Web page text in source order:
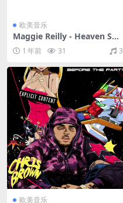
欧美音乐
Maggie Reilly - Heaven Sen
t（2013/FLAC/分轨/270M）
1 年前 31 3
欧美音乐